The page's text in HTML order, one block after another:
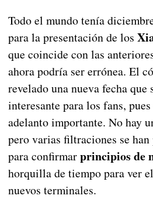
Todo el mundo tenía
para la presentación de los
que coincide con las
ahora podría ser errónea. El
revelado una nueva fecha que
interesante para los fans,
adelanto importante. No hay
pero varias filtraciones se han
para confirmarprincipios de
horquilla de tiempo para ver
nuevos terminales.